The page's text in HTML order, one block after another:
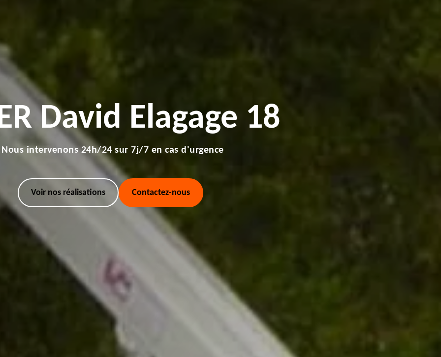
David Elagage 18
Nous intervenons 24h/24 sur 7j/7 en cas d'urgence
Voir nos réalisations Contactez-nous